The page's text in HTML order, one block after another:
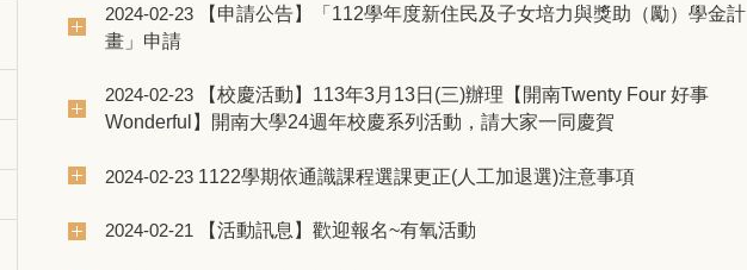
2024-02-23
【申請公告】「112學年度新住民及子女培力與獎助（勵）學金計
畫」申請
2024-02-23
【校慶活動】113年3月13日(三)辦理【開南Twenty Four 好事
Wonderful】開南大學24週年校慶系列活動，請大家一同慶賀
2024-02-23 1122學期依通識課程選課更正(人工加退選)注意事項
2024-02-21 【活動訊息】歡迎報名~有氧活動